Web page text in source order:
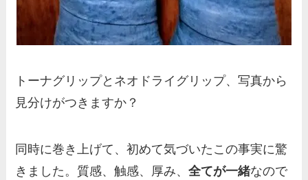
トーナグリップとネオドライグリップ、写真から
見分けがつきますか？
同時に巻き上げて、初めて気づいたこの事実に驚
きました。質感、触感、厚み、全てが一緒なので